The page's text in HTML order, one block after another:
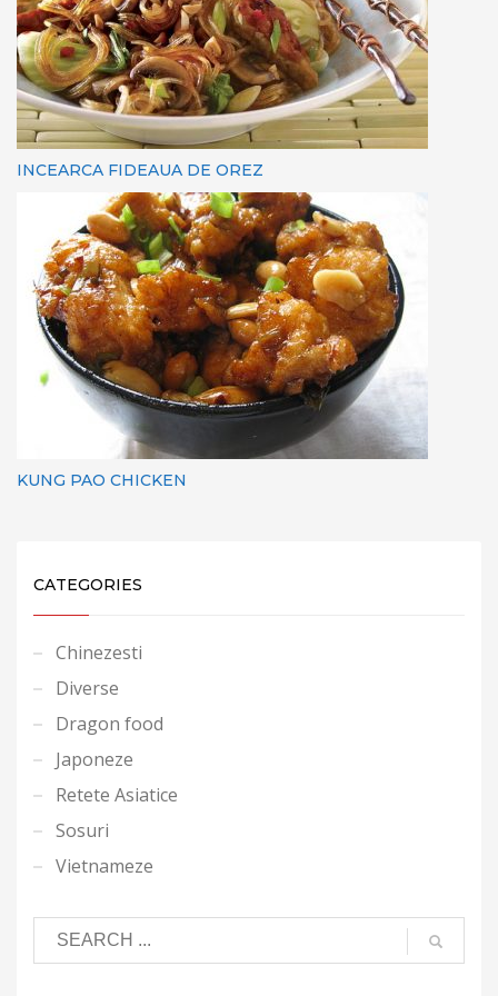
INCEARCA FIDEAUA DE OREZ
KUNG PAO CHICKEN
CATEGORIES
Chinezesti
Diverse
Dragon food
Japoneze
Retete Asiatice
Sosuri
Vietnameze